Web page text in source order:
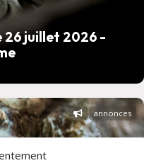
26 juillet 2026 -
annonces